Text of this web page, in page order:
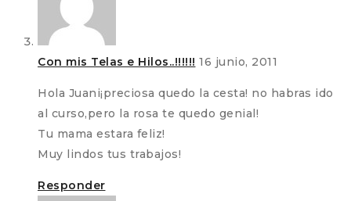
Con mis Telas e Hilos..!!!!!! 16 junio, 2011
Hola Juani¡preciosa quedo la cesta! no habras ido
al curso,pero la rosa te quedo genial!
Tu mama estara feliz!
Muy lindos tus trabajos!
Responder